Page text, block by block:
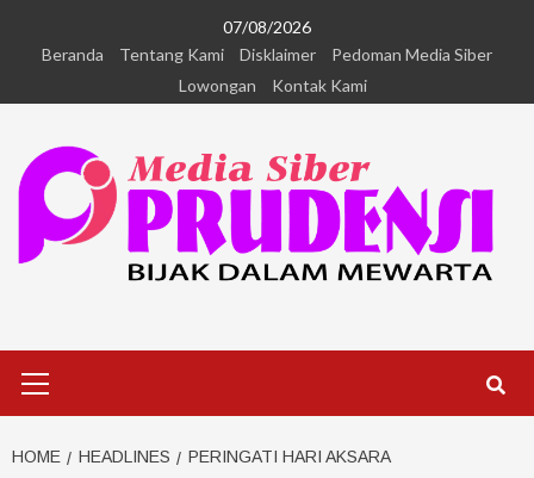
07/08/2026
Beranda
Tentang Kami Disklaimer
Pedoman Media Siber
Lowongan
Kontak Kami
HOME HEADLINES
PERINGATI HARI AKSARA